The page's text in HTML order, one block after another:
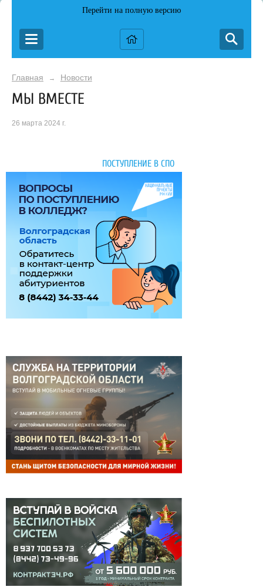
Перейти на полную версию
Главная → Новости
МЫ ВМЕСТЕ
26 марта 2024 г.
ПОСТУПЛЕНИЕ В СПО